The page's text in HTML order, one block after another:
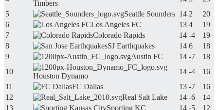
Timbers
5
Seattle Sounders 14 2
20
6
Los Angeles FC 13 4
19
7
Colorado Rapids 14 -4
19
8
SJ Earthquakes 14 6
18
9
Austin FC 14 -7
18
10
Houston Dynamo
14 -4
16
11
FC Dallas 13 -7
16
12
Real Salt Lake 14 -6
14
13
Sporting KC 14 -5
12